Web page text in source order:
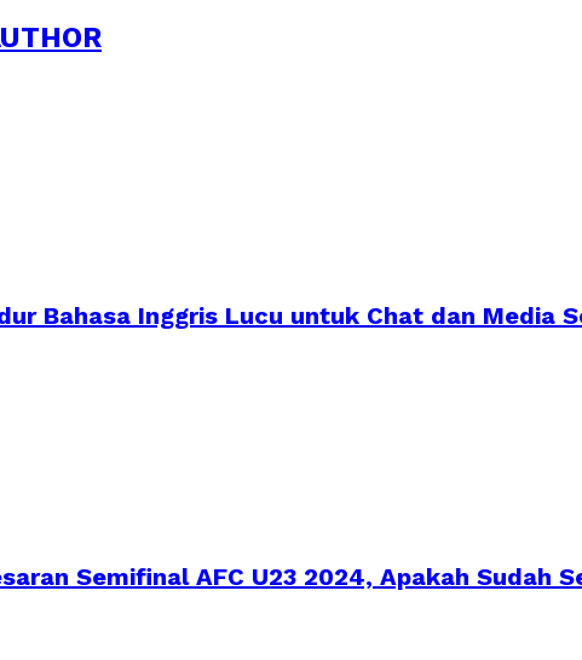
Bahasa Inggris Lucu untuk Chat dan Media
Semifinal AFC U23 2024, Apakah Sudah